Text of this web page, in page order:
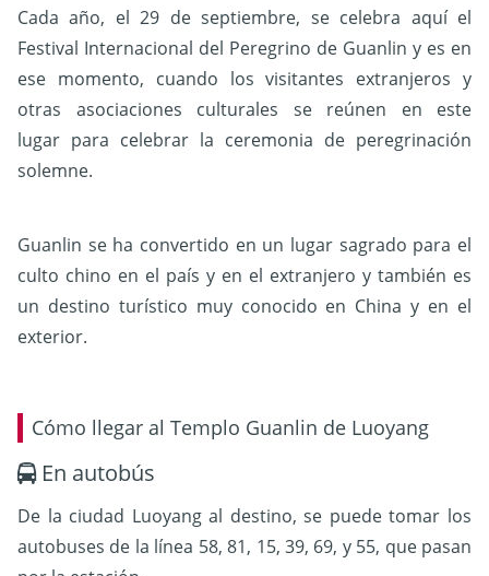
Cada año, el 29 de septiembre, se celebra aquí el
Festival Internacional del Peregrino de Guanlin y es en
ese momento, cuando los visitantes extranjeros y
otras asociaciones culturales se reúnen en este
lugar para celebrar la ceremonia de peregrinación
solemne.
Guanlin se ha convertido en un lugar sagrado para el
culto chino en el país y en el extranjero y también es
un destino turístico muy conocido en China y en el
exterior.
Cómo llegar al Templo Guanlin de Luoyang
En autobús
De la ciudad Luoyang al destino, se puede tomar los
autobuses de la línea 58, 81, 15, 39, 69, y 55, que pasan